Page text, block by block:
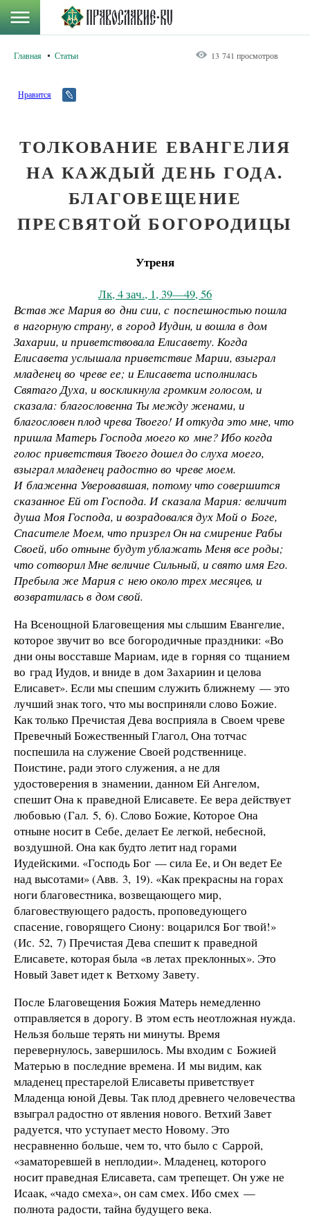
Главная Статьи 13 741 просмотров
Нравится
ТОЛКОВАНИЕ ЕВАНГЕЛИЯ
НА КАЖДЫЙ ДЕНЬ ГОДА.
БЛАГОВЕЩЕНИЕ
ПРЕСВЯТОЙ БОГОРОДИЦЫ
Утреня
Лк, 4 зач., 1, 39—49, 56
Встав же Мария во дни сии, с поспешностью пошла
в нагорную страну, в город Иудин, и вошла в дом
Захарии, и приветствовала Елисавету. Когда
Елисавета услышала приветствие Марии, взыграл
младенец во чреве ее; и Елисавета исполнилась
Святаго Духа, и воскликнула громким голосом, и
сказала: благословенна Ты между женами, и
благословен плод чрева Твоего! И откуда это мне, что
пришла Матерь Господа моего ко мне? Ибо когда
голос приветствия Твоего дошел до слуха моего,
взыграл младенец радостно во чреве моем.
И блаженна Уверовавшая, потому что совершится
сказанное Ей от Господа. И сказала Мария: величит
душа Моя Господа, и возрадовался дух Мой о Боге,
Спасителе Моем, что призрел Он на смирение Рабы
Своей, ибо отныне будут ублажать Меня все роды;
что сотворил Мне величие Сильный, и свято имя Его.
Пребыла же Мария с нею около трех месяцев, и
возвратилась в дом свой.
На Всенощной Благовещения мы слышим Евангелие,
которое звучит во все богородичные праздники: «Во
дни оны восставше Мариам, иде в горняя со тщанием
во град Иудов, и вниде в дом Захариин и целова
Елисавет». Если мы спешим служить ближнему — это
лучший знак того, что мы восприняли слово Божие.
Как только Пречистая Дева восприяла в Своем чреве
Превечный Божественный Глагол, Она тотчас
поспешила на служение Своей родственнице.
Поистине, ради этого служения, а не для
удостоверения в знамении, данном Ей Ангелом,
спешит Она к праведной Елисавете. Ее вера действует
любовью (Гал. 5, 6). Слово Божие, Которое Она
отныне носит в Себе, делает Ее легкой, небесной,
воздушной. Она как будто летит над горами
Иудейскими. «Господь Бог — сила Ее, и Он ведет Ее
над высотами» (Авв. 3, 19). «Как прекрасны на горах
ноги благовестника, возвещающего мир,
благовествующего радость, проповедующего
спасение, говорящего Сиону: воцарился Бог твой!»
(Ис. 52, 7) Пречистая Дева спешит к праведной
Елисавете, которая была «в летах преклонных». Это
Новый Завет идет к Ветхому Завету.
После Благовещения Божия Матерь немедленно
отправляется в дорогу. В этом есть неотложная нужда.
Нельзя больше терять ни минуты. Время
перевернулось, завершилось. Мы входим с Божией
Матерью в последние времена. И мы видим, как
младенец престарелой Елисаветы приветствует
Младенца юной Девы. Так плод древнего человечества
взыграл радостно от явления нового. Ветхий Завет
радуется, что уступает место Новому. Это
несравненно больше, чем то, что было с Саррой,
«заматоревшей в неплодии». Младенец, которого
носит праведная Елисавета, сам трепещет. Он уже не
Исаак, «чадо смеха», он сам смех. Ибо смех —
полнота радости, тайна будущего века.